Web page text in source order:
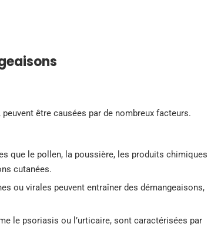
être causées par de nombreux facteurs.
que le pollen, la poussière, les produits chimiques
cutanées.
ou virales peuvent entraîner des démangeaisons,
le psoriasis ou l’urticaire, sont caractérisées par